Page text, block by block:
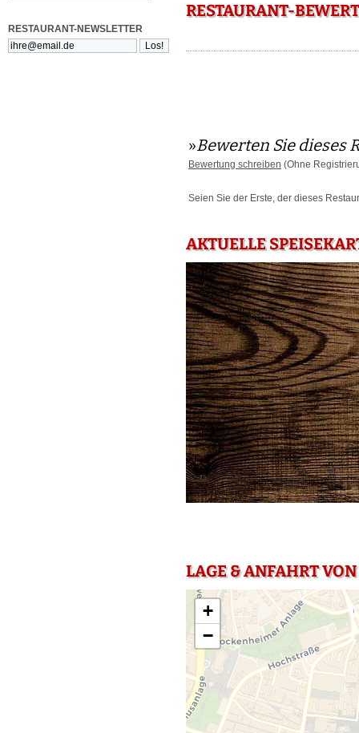
RESTAURANT-NEWSLETTER
RESTAURANT-
»Bewerten Sie dieses
Bewertung schreiben (Ohne
Seien Sie der Erste, der dieses
AKTUELLE
LAGE & ANFAHRT
+
−